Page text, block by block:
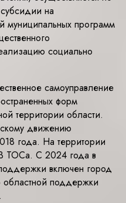
на
муниципальных программ
социально
самоуправление
форм
территории области.
движению
года. На территории
ТОСа. С 2024 года в
включен город
поддержки